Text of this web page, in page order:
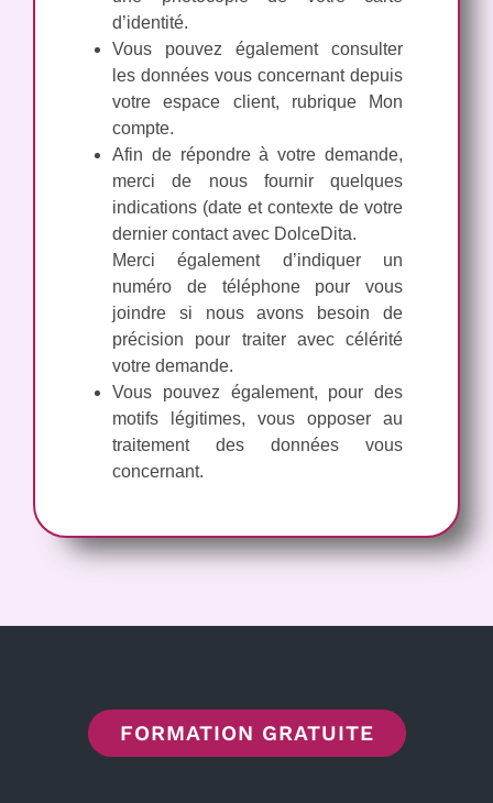
d’identité.
Vous pouvez également consulter
les données vous concernant depuis
votre espace client, rubrique Mon
compte.
Afin de répondre à votre demande,
merci de nous fournir quelques
indications (date et contexte de votre
dernier contact avec DolceDita.
Merci également d’indiquer un
numéro de téléphone pour vous
joindre si nous avons besoin de
précision pour traiter avec célérité
votre demande.
Vous pouvez également, pour des
motifs légitimes, vous opposer au
traitement des données vous
concernant.
FORMATION GRATUITE